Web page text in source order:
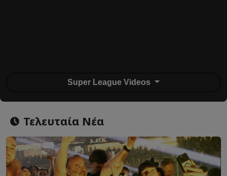
Super League Videos
Τελευταία Νέα